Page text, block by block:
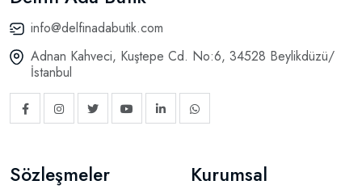
info@delfinadabutik.com
Adnan Kahveci, Kuştepe Cd. No:6, 34528 Beylikdüzü/
İstanbul
Sözleşmeler Kurumsal